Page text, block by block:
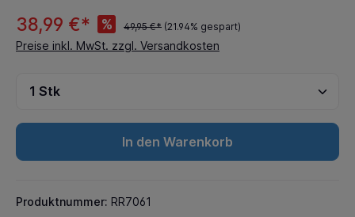
38,99 €* % 49,95 €* (21.94% gespart)
Preise inkl. MwSt. zzgl. Versandkosten
In den Warenkorb
Produktnummer: RR7061